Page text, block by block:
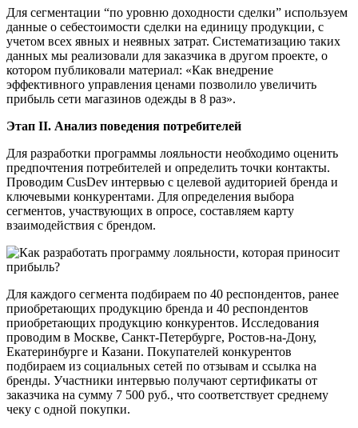
Для сегментации “по уровню доходности сделки” используем
данные о себестоимости сделки на единицу продукции, с
учетом всех явных и неявных затрат. Систематизацию таких
данных мы реализовали для заказчика в другом проекте, о
котором публиковали материал: «Как внедрение
эффективного управления ценами позволило увеличить
прибыль сети магазинов одежды в 8 раз».
Этап II. Анализ поведения потребителей
Для разработки программы лояльности необходимо оценить
предпочтения потребителей и определить точки контакты.
Проводим CusDev интервью с целевой аудиторией бренда и
ключевыми конкурентами. Для определения выбора
сегментов, участвующих в опросе, составляем карту
взаимодействия с брендом.
Для каждого сегмента подбираем по 40 респондентов, ранее
приобретающих продукцию бренда и 40 респондентов
приобретающих продукцию конкурентов. Исследования
проводим в Москве, Санкт-Петербурге, Ростов-на-Дону,
Екатеринбурге и Казани. Покупателей конкурентов
подбираем из социальных сетей по отзывам и ссылка на
бренды. Участники интервью получают сертификаты от
заказчика на сумму 7 500 руб., что соответствует среднему
чеку с одной покупки.